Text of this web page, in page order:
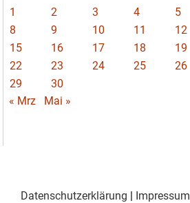
1 2 3 4 5
8
9 10 11 12
15
16 17 18 19
22
23 24 25 26
29
30
« Mrz
Mai »
Datenschutzerklärung | Impressum